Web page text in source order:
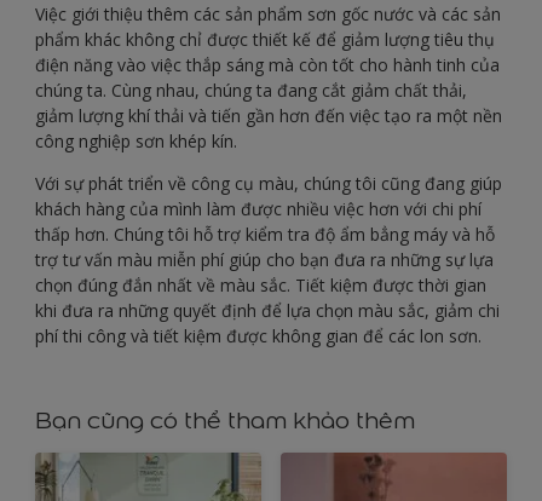
Việc giới thiệu thêm các sản phẩm sơn gốc nước và các sản
phẩm khác không chỉ được thiết kế để giảm lượng tiêu thụ
điện năng vào việc thắp sáng mà còn tốt cho hành tinh của
chúng ta. Cùng nhau, chúng ta đang cắt giảm chất thải,
giảm lượng khí thải và tiến gần hơn đến việc tạo ra một nền
công nghiệp sơn khép kín.
Với sự phát triển về công cụ màu, chúng tôi cũng đang giúp
khách hàng của mình làm được nhiều việc hơn với chi phí
thấp hơn. Chúng tôi hỗ trợ kiểm tra độ ẩm bẳng máy và hỗ
trợ tư vấn màu miễn phí giúp cho bạn đưa ra những sự lựa
chọn đúng đắn nhất về màu sắc. Tiết kiệm được thời gian
khi đưa ra những quyết định để lựa chọn màu sắc, giảm chi
phí thi công và tiết kiệm được không gian để các lon sơn.
Bạn cũng có thể tham khảo thêm